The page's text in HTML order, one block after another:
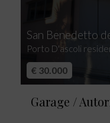
San Benedetto
Porto D'ascoli
€ 30.000
Garage /